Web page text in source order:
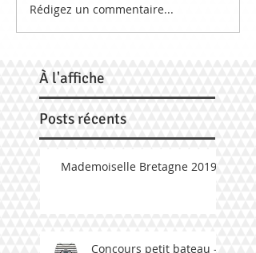
Rédigez un commentaire...
À l'affiche
Posts récents
Mademoiselle Bretagne 2019
Concours petit bateau -